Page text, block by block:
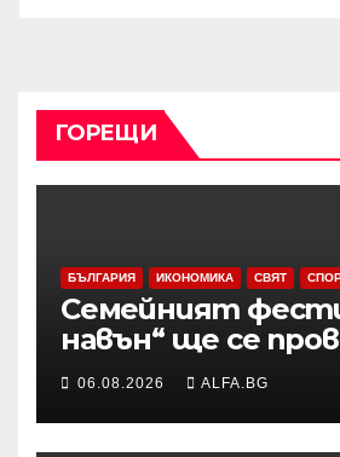
ГОРЕЩИ
БЪЛГАРИЯ ИКОНОМИКА СВЯТ
Семейният
навън“ ще се
осми път в Трявна
06.08.2026 ALFA.BG